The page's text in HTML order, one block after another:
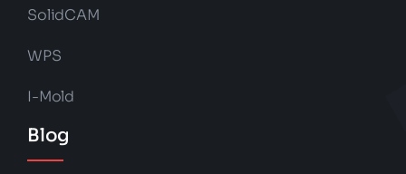
SolidCAM
WPS
I-Mold
Blog